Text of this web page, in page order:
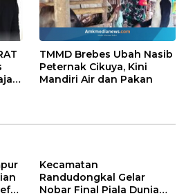
TMMD Brebes Ubah Nasib
Peternak Cikuya, Kini
Mandiri Air dan Pakan
Kecamatan
Randudongkal Gelar
Nobar Final Piala Dunia